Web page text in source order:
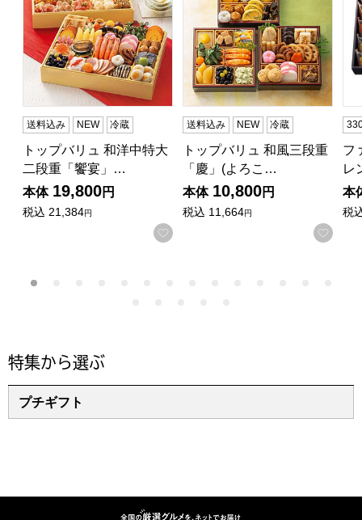
送料込み NEW 冷蔵
トップバリュ 和洋中特大
二段重「饗宴」…
本体 19,800円
税込 21,384円
お気に入りに登録する
送料込み NEW 冷蔵
トップバリュ 和風三段重
「慶」(よろこ…
本体 10,800円
税込 11,664円
お気
フ
レ
本
税
特集から選ぶ
プチギフト